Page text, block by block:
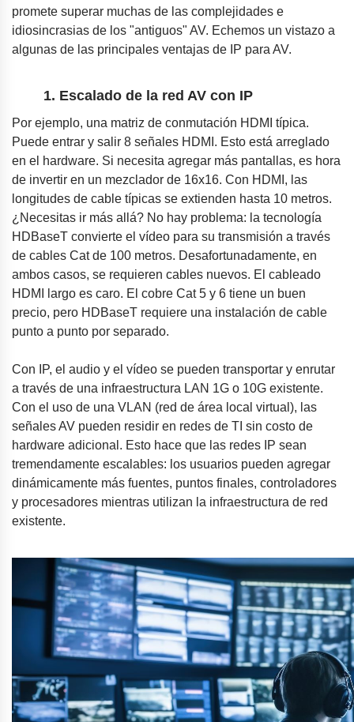
promete superar muchas de las complejidades e
idiosincrasias de los "antiguos" AV. Echemos un vistazo a
algunas de las principales ventajas de IP para AV.
1. Escalado de la red AV con IP
Por ejemplo, una matriz de conmutación HDMI típica.
Puede entrar y salir 8 señales HDMI. Esto está arreglado
en el hardware. Si necesita agregar más pantallas, es hora
de invertir en un mezclador de 16x16. Con HDMI, las
longitudes de cable típicas se extienden hasta 10 metros.
¿Necesitas ir más allá? No hay problema: la tecnología
HDBaseT convierte el vídeo para su transmisión a través
de cables Cat de 100 metros. Desafortunadamente, en
ambos casos, se requieren cables nuevos. El cableado
HDMI largo es caro. El cobre Cat 5 y 6 tiene un buen
precio, pero HDBaseT requiere una instalación de cable
punto a punto por separado.
Con IP, el audio y el vídeo se pueden transportar y enrutar
a través de una infraestructura LAN 1G o 10G existente.
Con el uso de una VLAN (red de área local virtual), las
señales AV pueden residir en redes de TI sin costo de
hardware adicional. Esto hace que las redes IP sean
tremendamente escalables: los usuarios pueden agregar
dinámicamente más fuentes, puntos finales, controladores
y procesadores mientras utilizan la infraestructura de red
existente.